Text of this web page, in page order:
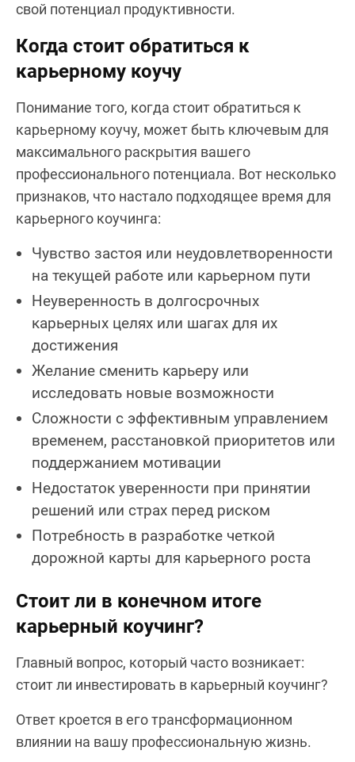
свой потенциал продуктивности.
Когда стоит обратиться к
карьерному коучу
Понимание того, когда стоит обратиться к
карьерному коучу, может быть ключевым для
максимального раскрытия вашего
профессионального потенциала. Вот несколько
признаков, что настало подходящее время для
карьерного коучинга:
Чувство застоя или неудовлетворенности
на текущей работе или карьерном пути
Неуверенность в долгосрочных
карьерных целях или шагах для их
достижения
Желание сменить карьеру или
исследовать новые возможности
Сложности с эффективным управлением
временем, расстановкой приоритетов или
поддержанием мотивации
Недостаток уверенности при принятии
решений или страх перед риском
Потребность в разработке четкой
дорожной карты для карьерного роста
Стоит ли в конечном итоге
карьерный коучинг?
Главный вопрос, который часто возникает:
стоит ли инвестировать в карьерный коучинг?
Ответ кроется в его трансформационном
влиянии на вашу профессиональную жизнь.